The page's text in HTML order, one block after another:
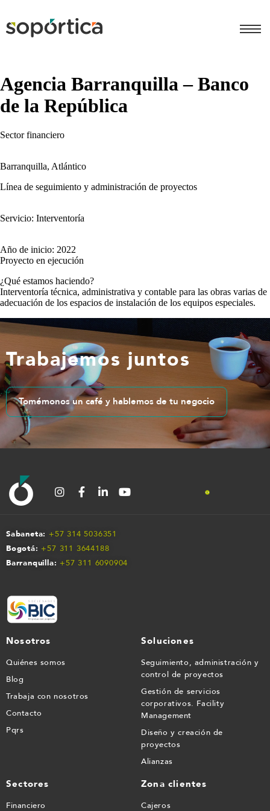
Agencia Barranquilla – Banco
de la República
Sector financiero
Barranquilla, Atlántico
Línea de seguimiento y administración de proyectos
Servicio: Interventoría
Año de inicio: 2022
Proyecto en ejecución
¿Qué estamos haciendo?
Interventoría técnica, administrativa y contable para las obras varias de
adecuación de los espacios de instalación de los equipos especiales.
Trabajemos juntos
Tomémonos un café y hablemos de tu negocio
Sabaneta: +57 314 5036351
Bogotá: +57 311 3644188
Barranquilla: +57 311 6090904
Nosotros
Quiénes somos
Blog
Trabaja con nosotros
Contacto
Pqrs
Soluciones
Seguimiento, administración y
control de proyectos
Gestión de servicios
corporativos. Facility
Management
Diseño y creación de
proyectos
Alianzas
Sectores
Financiero
Zona clientes
Cajeros